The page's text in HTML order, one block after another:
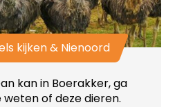
kijken & Nienoord
kan in Boerakker, ga
of deze dieren.